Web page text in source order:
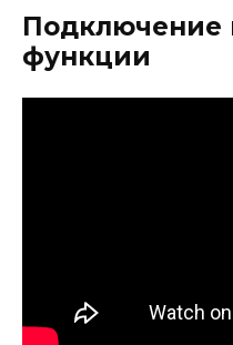
Подключение
функции